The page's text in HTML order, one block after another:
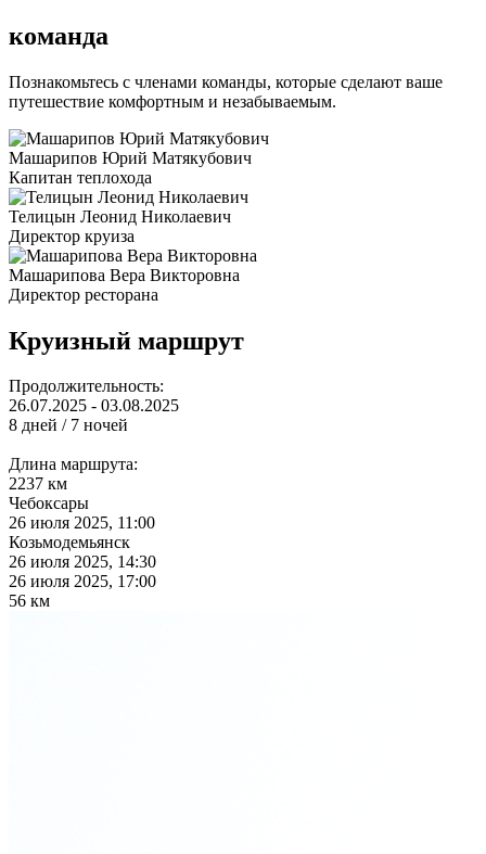
команда
Познакомьтесь с членами команды, которые сделают ваше
путешествие комфортным и незабываемым.
Машарипов Юрий Матякубович
Капитан теплохода
Телицын Леонид Николаевич
Директор круиза
Машарипова Вера Викторовна
Директор ресторана
Круизный маршрут
Продолжительность:
26.07.2025 - 03.08.2025
8 дней / 7 ночей
Длина маршрута:
2237 км
Чебоксары
26 июля 2025, 11:00
Козьмодемьянск
26 июля 2025, 14:30
26 июля 2025, 17:00
56 км